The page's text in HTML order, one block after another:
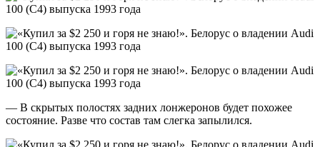
— В скрытых полостях задних лонжеронов будет похожее
состояние. Разве что состав там слегка запылился.